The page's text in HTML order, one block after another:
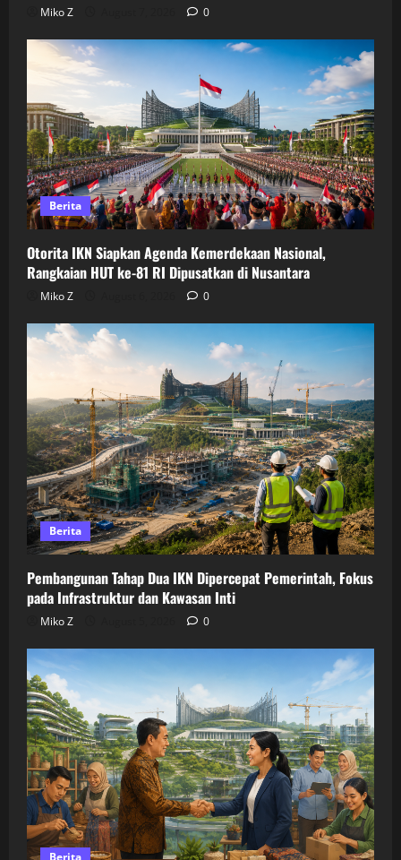
Miko Z 0
Berita
Otorita IKN Siapkan Agenda Kemerdekaan Nasional,
Rangkaian HUT ke-81 RI Dipusatkan di Nusantara
Miko Z 0
Berita
Pembangunan Tahap Dua IKN Dipercepat Pemerintah, Fokus
pada Infrastruktur dan Kawasan Inti
Miko Z 0